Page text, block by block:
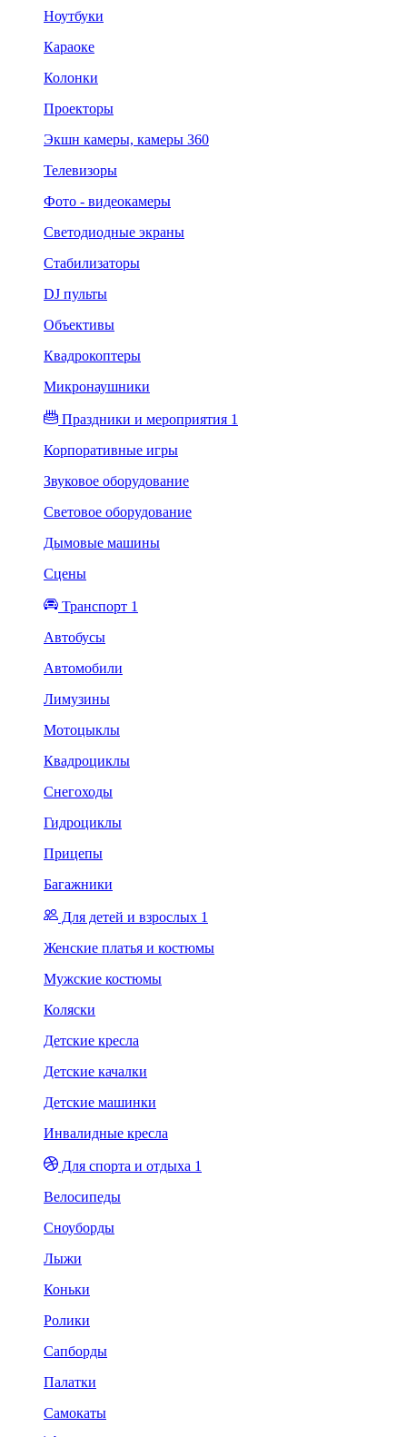
Ноутбуки
Караоке
Колонки
Проекторы
Экшн камеры, камеры 360
Телевизоры
Фото - видеокамеры
Светодиодные экраны
Стабилизаторы
DJ пульты
Объективы
Квадрокоптеры
Микронаушники
Праздники и мероприятия 1
Корпоративные игры
Звуковое оборудование
Световое оборудование
Дымовые машины
Сцены
Транспорт 1
Автобусы
Автомобили
Лимузины
Мотоцыклы
Квадроциклы
Снегоходы
Гидроциклы
Прицепы
Багажники
Для детей и взрослых 1
Женские платья и костюмы
Мужские костюмы
Коляски
Детские кресла
Детские качалки
Детские машинки
Инвалидные кресла
Для спорта и отдыха 1
Велосипеды
Сноуборды
Лыжи
Коньки
Ролики
Сапборды
Палатки
Самокаты